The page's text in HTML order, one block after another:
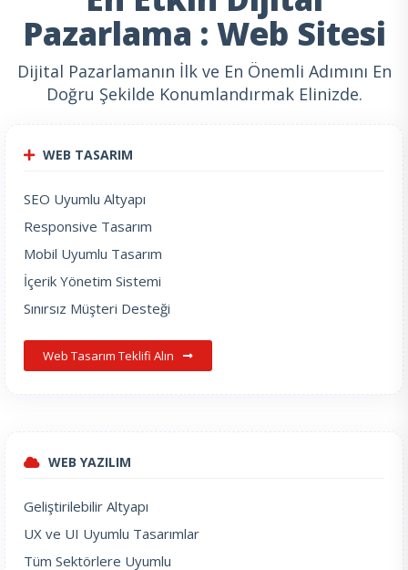
Pazarlama : Web Sitesi
Dijital Pazarlamanın İlk ve En Önemli Adımını En
Doğru Şekilde Konumlandırmak Elinizde.
WEB TASARIM
SEO Uyumlu Altyapı
Responsive Tasarım
Mobil Uyumlu Tasarım
İçerik Yönetim Sistemi
Sınırsız Müşteri Desteği
Web Tasarım Teklifi Alın
WEB YAZILIM
Geliştirilebilir Altyapı
UX ve UI Uyumlu Tasarımlar
Tüm Sektörlere Uyumlu